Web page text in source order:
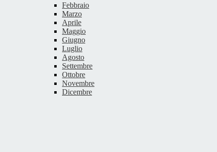
Febbraio
Marzo
Aprile
Maggio
Giugno
Luglio
Agosto
Settembre
Ottobre
Novembre
Dicembre